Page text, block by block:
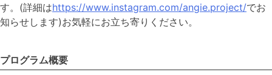
す。(詳細はhttps://www.instagram.com/angie.project/でお
知らせします)お気軽にお立ち寄りください。
プログラム概要